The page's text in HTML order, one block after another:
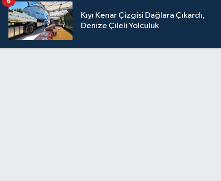
Kıyı Kenar Çizgisi Dağlara Çıkardı,
Denize Çileli Yolculuk